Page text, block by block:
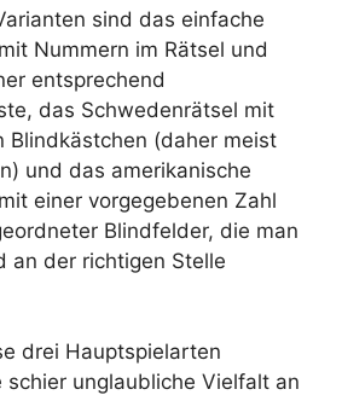
sind das einfache
Nummern im Rätsel und
entsprechend
das Schwedenrätsel mit
Blindkästchen (daher meist
und das amerikanische
einer vorgegebenen Zahl
Blindfelder, die man
an der richtigen Stelle
drei Hauptspielarten
schier unglaubliche Vielfalt an